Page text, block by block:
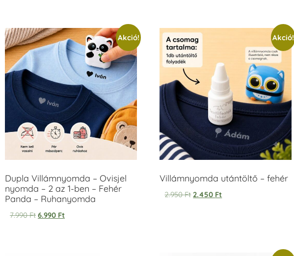
Akció!
Dupla Villámnyomda – Ovisjel
nyomda – 2 az 1-ben – Fehér
Panda – Ruhanyomda
7.990Ft 6.990 Ft
Akció!
Villámnyomda utántöltő – fehér
2.950Ft 2.450 Ft